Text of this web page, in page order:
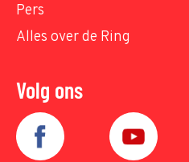
Pers
Alles over de Ring
Volg ons